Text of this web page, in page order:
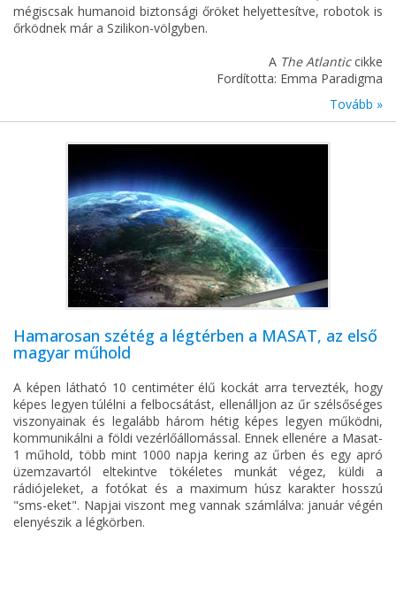
mégiscsak humanoid biztonsági őröket helyettesítve, robotok is
őrködnek már a Szilikon-völgyben.
A The Atlanticcikke
Fordította: Emma Paradigma
Tovább »
Hamarosan szétég a légtérben a MASAT, az első
magyar műhold
A képen látható 10 centiméter élű kockát arra tervezték, hogy
képes legyen túlélni a felbocsátást, ellenálljon az űr szélsőséges
viszonyainak és legalább három hétig képes legyen működni,
kommunikálni a földi vezérlőállomással. Ennek ellenére a Masat-
1 műhold, több mint 1000 napja kering az űrben és egy apró
üzemzavartól eltekintve tökéletes munkát végez, küldi a
rádiójeleket, a fotókat és a maximum húsz karakter hosszú
"sms-eket". Napjai viszont meg vannak számlálva: január végén
elenyészik a légkörben.